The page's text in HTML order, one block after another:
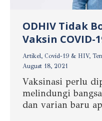
ODHIV Tidak
Vaksin COVID-
Artikel, Covid-19 & HIV,
August 18, 2021
Vaksinasi perlu
melindungi
dan varian baru